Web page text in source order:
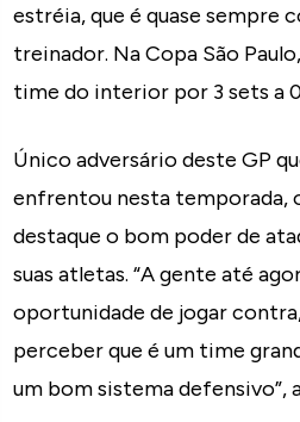
estréia, que é quase sempre
treinador. Na Copa São
time do interior por 3 sets a
Único adversário deste GP
enfrentou nesta temporada,
destaque o bom poder de
suas atletas. “A gente até
oportunidade de jogar
perceber que é um time
um bom sistema defensivo”,